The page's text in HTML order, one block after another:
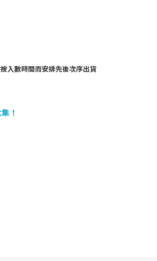
入數時間而安排先後次序出貨
！